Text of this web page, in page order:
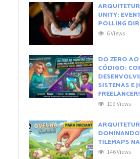
UNITY:
POLLING
6 Views
DO ZERO
CÓDIGO:
SISTEMAS E
FREELANCER!
109 Views
TILEMAPS
146 Views